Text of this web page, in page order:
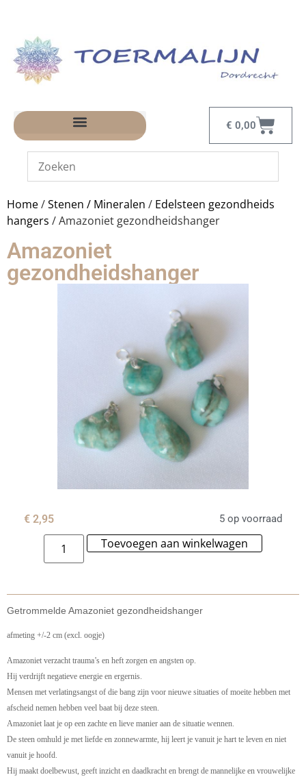
€ 0,00
Home/Stenen / Mineralen / Edelsteen gezondheids
hangers / Amazoniet gezondheidshanger
Amazoniet
gezondheidshanger
€ 2,95 5 op voorraad
Toevoegen aan winkelwagen
Getrommelde Amazoniet gezondheidshanger
afmeting +/-2 cm (excl. oogje)
Amazoniet verzacht trauma’s en heft zorgen en angsten op.
Hij verdrijft negatieve energie en ergernis.
Mensen met verlatingsangst of die bang zijn voor nieuwe situaties of moeite hebben met
afscheid nemen hebben veel baat bij deze steen.
Amazoniet laat je op een zachte en lieve manier aan de situatie wennen.
De steen omhuld je met liefde en zonnewarmte, hij leert je vanuit je hart te leven en niet
vanuit je hoofd.
Hij maakt doelbewust, geeft inzicht en daadkracht en brengt de mannelijke en vrouwelijke